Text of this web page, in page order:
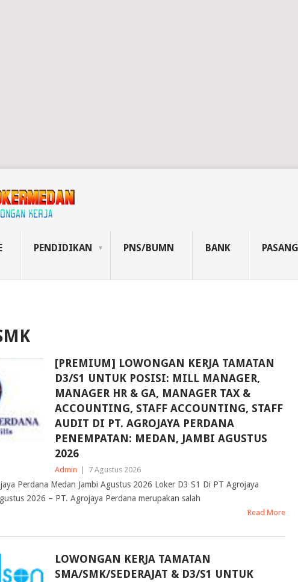
PENDIDIKAN PNS/BUMN BANK
[PREMIUM] LOWONGAN KERJA TAMATAN
D3/S1 UNTUK POSISI: MILL MANAGER,
MANAGER HR & GA, MANAGER TAX &
ACCOUNTING, STAFF ACCOUNTING, STAFF
AUDIT DI PT. AGROJAYA PERDANA
PENEMPATAN: MEDAN, JAMBI AGUSTUS
2026
Admin 7 Agustus 2026
Perdana Medan Jambi Agustus 2026 Loker D3 S1 Di PT Agrojaya
2026 – PT. Agrojaya Perdana merupakan salah
Read More
LOWONGAN KERJA TAMATAN
SMA/SMK/SEDERAJAT & D3/S1 UNTUK